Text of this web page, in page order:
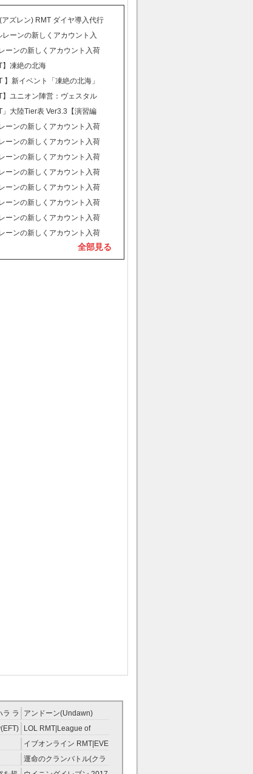
ズレン) RMT ダイヤ導入代行
した
ーンの新しくアカウント入
まりました。
ーンの新しくアカウント入荷
りました。
】凍絶の北海
】新イベント「凍絶の北海」
】ユニオン陣営：ヴェスタル
」大陸Tier表 Ver3.3【演習編
ーンの新しくアカウント入荷
りました。
ーンの新しくアカウント入荷
りました。
ーンの新しくアカウント入荷
りました。
ーンの新しくアカウント入荷
りました。
ーンの新しくアカウント入荷
りました。
ーンの新しくアカウント入荷
りました。
ーンの新しくアカウント入荷
りました。
ーンの新しくアカウント入荷
全部見る
ラ ラ
アンドーン(Undawn)
RMT
LOL RMT|League of
Legends RMT
イブオンライン RMT|EVE
RMT
運命のクランバトル(クラ
バト) RMT